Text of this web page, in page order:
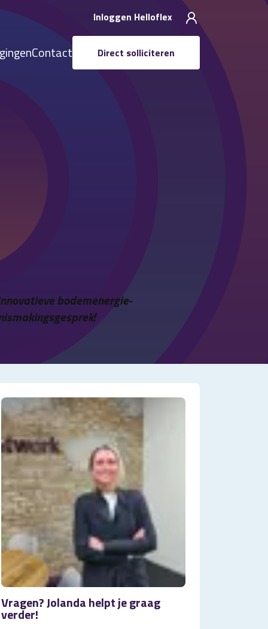
Inloggen Helloflex
Contact Direct solliciteren
bodemenergie-
Vragen? Jolanda helpt je graag
verder!